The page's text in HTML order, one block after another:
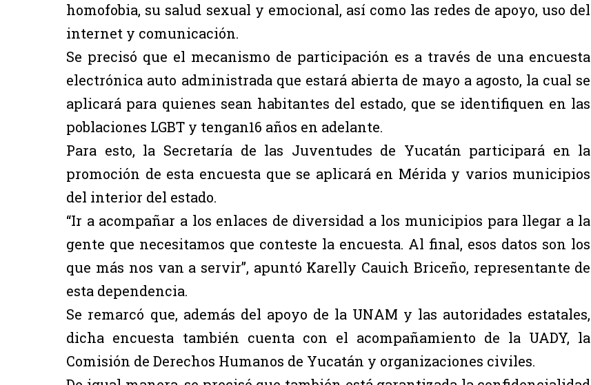
homofobia, su salud sexual y emocional, así como las redes de apoyo, uso del
internet y comunicación.
Se precisó que el mecanismo de participación es a través de una encuesta
electrónica auto administrada que estará abierta de mayo a agosto, la cual se
aplicará para quienes sean habitantes del estado, que se identifiquen en las
poblaciones LGBT y tengan16 años en adelante.
Para esto, la Secretaría de las Juventudes de Yucatán participará en la
promoción de esta encuesta que se aplicará en Mérida y varios municipios
del interior del estado.
“Ir a acompañar a los enlaces de diversidad a los municipios para llegar a la
gente que necesitamos que conteste la encuesta. Al final, esos datos son los
que más nos van a servir”, apuntó Karelly Cauich Briceño, representante de
esta dependencia.
Se remarcó que, además del apoyo de la UNAM y las autoridades estatales,
dicha encuesta también cuenta con el acompañamiento de la UADY, la
Comisión de Derechos Humanos de Yucatán y organizaciones civiles.